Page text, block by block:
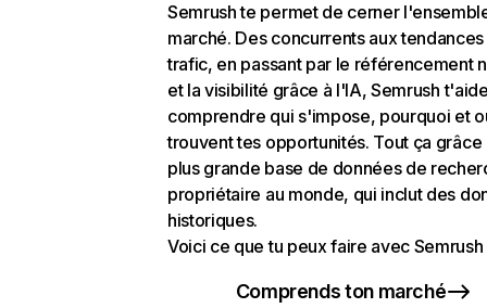
Semrush te permet de cerner
marché. Des concurrents aux
trafic, en passant par le référencement
et la visibilité grâce à l'IA, Semrush
comprendre qui s'impose, pourquoi et
trouvent tes opportunités. Tout ça grâce
plus grande base de données de
propriétaire au monde, qui inclut des
historiques.
Voici ce que tu peux faire avec Semrush
Comprends ton marché